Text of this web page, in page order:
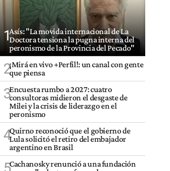
1Asís: "La movida internacional de La
Doctora tensiona la pugna interna del
peronismo de la Provincia del Pecado"
2¡Mirá en vivo +Perfil!: un canal con gente
que piensa
3Encuesta rumbo a 2027: cuatro
consultoras midieron el desgaste de
Milei y la crisis de liderazgo en el
peronismo
4Quirno reconoció que el gobierno de
Lula solicitó el retiro del embajador
argentino en Brasil
Cachanosky renunció a una fundación